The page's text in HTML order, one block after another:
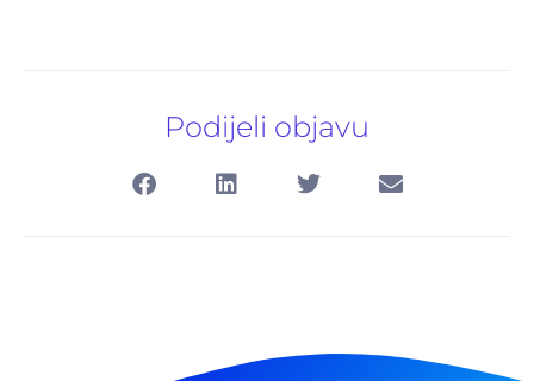
Podijeli objavu